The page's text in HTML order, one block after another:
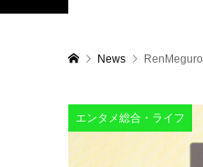
News RenMeguro
エンタメ総合・ライフ